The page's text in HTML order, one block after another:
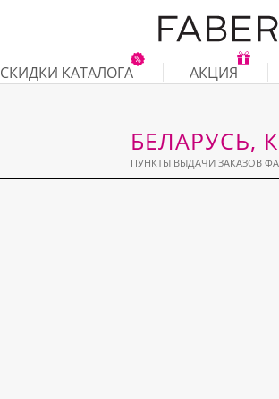
СКИДКИ КАТАЛОГА АКЦИЯ
БЕЛАРУСЬ,
ПУНКТЫ ВЫДАЧИ ЗАКАЗОВ